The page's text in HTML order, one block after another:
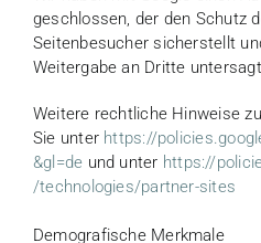
geschlossen, der den Schutz
Seitenbesucher sicherstellt
Weitergabe an Dritte
Weitere rechtliche Hinweise
Sie unter https://
&gl=de und unter https://
/technologies/partner-sites
Demografische Merkmale